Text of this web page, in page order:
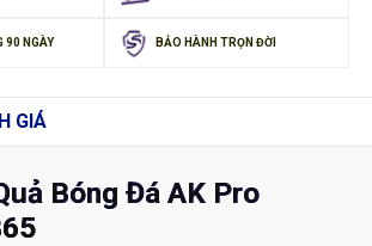
90 NGÀY BẢO HÀNH TRỌN ĐỜI
GIÁ
Bóng Đá AK Pro